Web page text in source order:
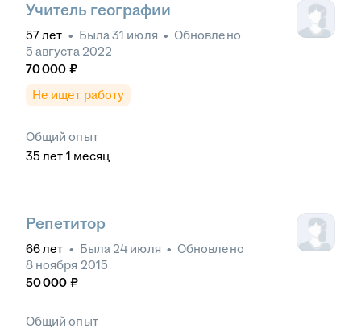
Учитель географии
57лет • Была31 июля • Обновлено
5 августа 2022
70 000 ₽
Не ищет работу
Общий опыт
35 лет 1 месяц
Репетитор
66лет • Была 24 июля • Обновлено
8 ноября 2015
50 000 ₽
Общий опыт